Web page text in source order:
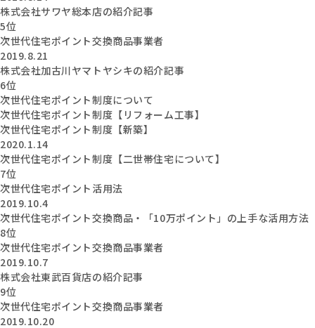
株式会社サワヤ総本店の紹介記事
5位
次世代住宅ポイント交換商品事業者
2019.8.21
株式会社加古川ヤマトヤシキの紹介記事
6位
次世代住宅ポイント制度について
次世代住宅ポイント制度【リフォーム工事】
次世代住宅ポイント制度【新築】
2020.1.14
次世代住宅ポイント制度【二世帯住宅について】
7位
次世代住宅ポイント活用法
2019.10.4
次世代住宅ポイント交換商品・「10万ポイント」の上手な活用方法
8位
次世代住宅ポイント交換商品事業者
2019.10.7
株式会社東武百貨店の紹介記事
9位
次世代住宅ポイント交換商品事業者
2019.10.20